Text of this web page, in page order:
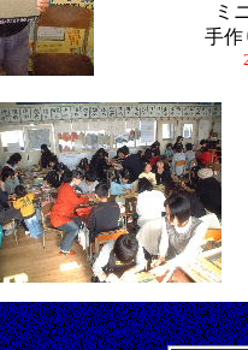
ミ
手作